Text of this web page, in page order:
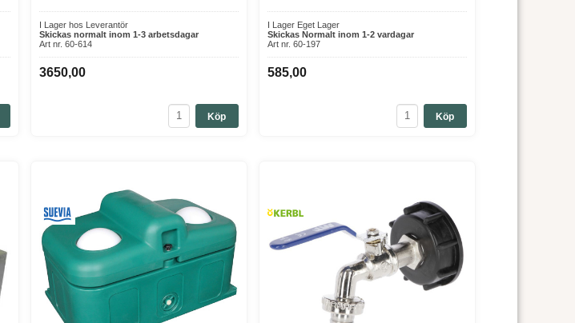
I Lager hos Leverantör
Skickas normalt inom 1-3 arbetsdagar
Art nr. 60-614
3650,00
Köp
I Lager Eget Lager
Skickas Normalt inom 1-2 vardagar
Art nr. 60-197
585,00
Köp